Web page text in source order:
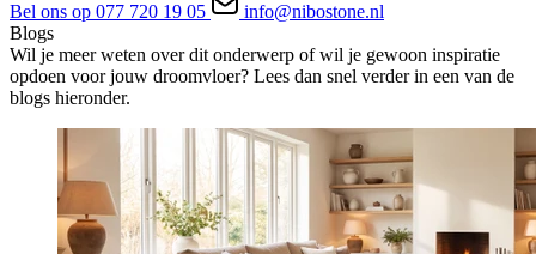
Bel ons op 077 720 19 05
info@nibostone.nl
Blogs
Wil je meer weten over dit onderwerp of wil je gewoon inspiratie
opdoen voor jouw droomvloer? Lees dan snel verder in een van de
blogs hieronder.